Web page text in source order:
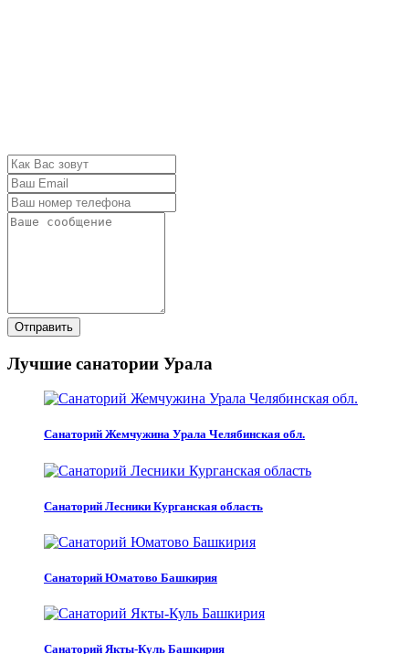
Отправить
Лучшие санатории Урала
Санаторий Жемчужина Урала Челябинская обл.
Санаторий Лесники Курганская область
Санаторий Юматово Башкирия
Санаторий Якты-Куль Башкирия